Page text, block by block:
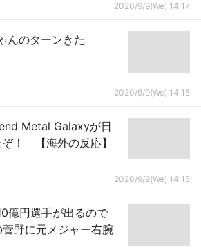
2020/9/9(We) 14:17
んのターンきた
2020/9/9(We) 14:15
Metal Galaxyが日
！ 【海外の反応】
2020/9/9(We) 14:15
億円選手が出るので
野に元メジャー右腕